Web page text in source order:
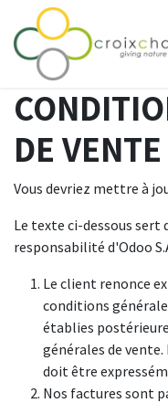
Skip to Content
DE VENTE
Vous devriez mettre à
Le texte ci-dessous sert
responsabilité d'Odoo
Le client renonce
conditions
établies
générales de
doit être
Nos factures sont